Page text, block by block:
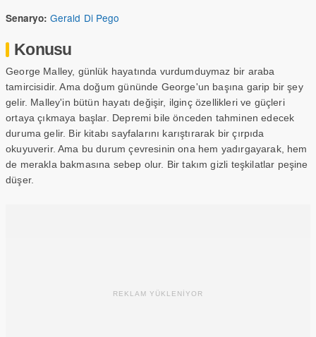
Senaryo: Gerald Di Pego
Konusu
George Malley, günlük hayatında vurdumduymaz bir araba
tamircisidir. Ama doğum gününde George'un başına garip bir şey
gelir. Malley'in bütün hayatı değişir, ilginç özellikleri ve güçleri
ortaya çıkmaya başlar. Depremi bile önceden tahminen edecek
duruma gelir. Bir kitabı sayfalarını karıştırarak bir çırpıda
okuyuverir. Ama bu durum çevresinin ona hem yadırgayarak, hem
de merakla bakmasına sebep olur. Bir takım gizli teşkilatlar peşine
düşer.
REKLAM YÜKLENİYOR